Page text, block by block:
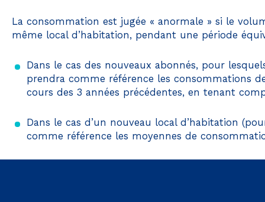
La consommation est jugée « anormale » si le
même local d’habitation, pendant une période
Dans le cas des nouveaux abonnés, pour
prendra comme référence les consommations
cours des 3 années précédentes, en tenant
Dans le cas d’un nouveau local d’habitation
comme référence les moyennes de